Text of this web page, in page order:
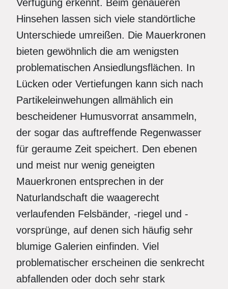
Verfugung erkennt. Beim genaueren
Hinsehen lassen sich viele standörtliche
Unterschiede umreißen. Die Mauerkronen
bieten gewöhnlich die am wenigsten
problematischen Ansiedlungsflächen. In
Lücken oder Vertiefungen kann sich nach
Partikeleinwehungen allmählich ein
bescheidener Humusvorrat ansammeln,
der sogar das auftreffende Regenwasser
für geraume Zeit speichert. Den ebenen
und meist nur wenig geneigten
Mauerkronen entsprechen in der
Naturlandschaft die waagerecht
verlaufenden Felsbänder, -riegel und -
vorsprünge, auf denen sich häufig sehr
blumige Galerien einfinden. Viel
problematischer erscheinen die senkrecht
abfallenden oder doch sehr stark